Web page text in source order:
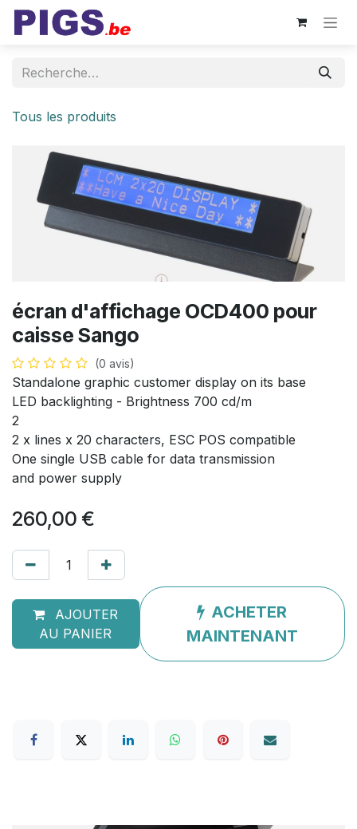
Se rendre au contenu
Tous les produits
écran d'affichage OCD400 pour
caisse Sango
(0 avis)
Standalone graphic customer display on its base
LED backlighting - Brightness 700 cd/m
2
2 x lines x 20 characters, ESC POS compatible
One single USB cable for data transmission
and power supply
260,00 €
AJOUTER
AU PANIER
ACHETER
MAINTENANT